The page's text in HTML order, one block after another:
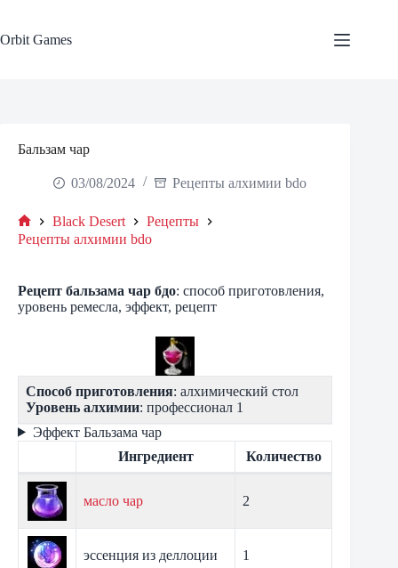
content
Orbit Games
Бальзам чар
03/08/2024 Рецепты алхимии bdo
Home
Black Desert
Рецепты
Рецепты алхимии bdo
Рецепт бальзама чар бдо: способ приготовления,
уровень ремесла, эффект, рецепт
Способ приготовления: алхимический стол
Уровень алхимии: профессионал 1
Эффект Бальзама чар
Ингредиент
Количество
масло чар 2
эссенция из деллоции 1